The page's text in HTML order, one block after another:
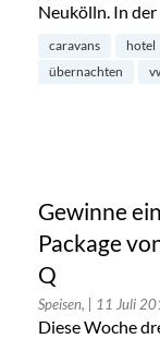
Neukölln. In
caravans hotel
übernachten
Gewinne
Package
Q
Speisen, | 11 Juli
Diese Woche